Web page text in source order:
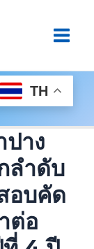
TH
ปาง
ลำดับ
อบคัด
ต่อ